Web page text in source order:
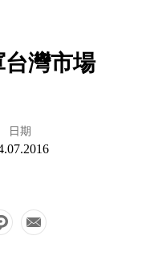
灣市場
日期